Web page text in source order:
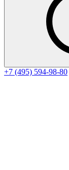
+7 (495) 594-98-80